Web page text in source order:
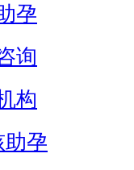
孕
询
构
助孕